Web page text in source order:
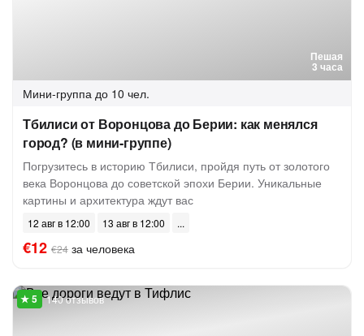
Пешая
3 часа
Мини-группа до 10 чел.
Тбилиси от Воронцова до Берии: как менялся
город? (в мини-группе)
Погрузитесь в историю Тбилиси, пройдя путь от золотого
века Воронцова до советской эпохи Берии. Уникальные
картины и архитектура ждут вас
12 авг в 12:00 13 авг в 12:00
€12 €24 за человека
140 отзывов